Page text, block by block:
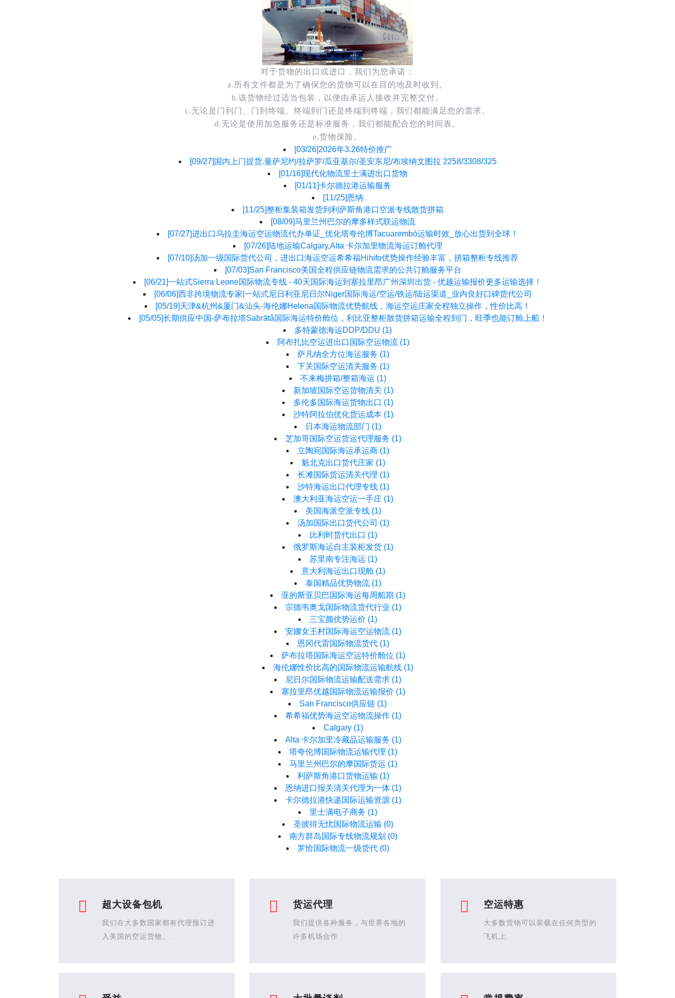
对于货物的出口或进口，我们为您承诺：
a.所有文件都是为了确保您的货物可以在目的地及时收到。
b.该货物经过适当包装，以便由承运人接收并完整交付。
c.无论是门到门、门到终端、终端到门还是终端到终端，我们都能满足您的需求。
d.无论是使用加急服务还是标准服务，我们都能配合您的时间表。
e.货物保险。
[03/26]2026年3.26特价推广
[09/27] 国内上门提货.曼萨尼约/拉萨罗/瓜亚基尔/圣安东尼/布埃纳文图拉 2258/3308/325
[01/16]现代化物流里士满进出口货物
[01/11]卡尔德拉港运输服务
[11/25]恩纳
[11/25]整柜集装箱发货到利萨斯角港口空派专线散货拼箱
[08/09]马里兰州巴尔的摩多样式联运物流
[07/27]进出口乌拉圭海运空运物流代办单证_优化塔夸伦博Tacuarembó运输时效_放心出货到全球！
[07/26] 陆地运输Calgary,Alta 卡尔加里物流海运订舱代理
[07/10]汤加一级国际货代公司，进出口海运空运希希福Hihifo优势操作经验丰富，拼箱整柜专线推荐
[07/03]San Francisco美国全程供应链物流需求的公共订舱服务平台
[06/21]一站式Sierra Leone国际物流专线 - 40天国际海运到塞拉里昂广州深圳出货 - 优越运输报价更多运输选择！
[06/06]西非跨境物流专家|一站式尼日利亚尼日尔Niger国际海运/空运/铁运/陆运渠道_业内良好口碑货代公司
[05/19]天津&杭州&厦门&汕头-海伦娜Helena国际物流优势航线，海运空运庄家全程独立操作，性价比高！
[05/05]长期供应中国-萨布拉塔Sabrātâ国际海运特价舱位，利比亚整柜散货拼箱运输全程到门，旺季也能订舱上船！
多特蒙德海运DDP/DDU (1)
阿布扎比空运进出口国际空运物流 (1)
萨凡纳全方位海运服务 (1)
下关国际空运清关服务 (1)
不来梅拼箱/整箱海运 (1)
新加坡国际空运货物清关 (1)
多伦多国际海运货物出口 (1)
沙特阿拉伯优化货运成本 (1)
日本海运物流部门 (1)
芝加哥国际空运货运代理服务 (1)
立陶宛国际海运承运商 (1)
魁北克出口货代庄家 (1)
长滩国际货运清关代理 (1)
沙特海运出口代理专线 (1)
澳大利亚海运空运一手庄 (1)
美国海派空派专线 (1)
汤加国际出口货代公司 (1)
比利时货代出口 (1)
俄罗斯海运自主装柜发货 (1)
苏里南专注海运 (1)
意大利海运出口现舱 (1)
泰国精品优势物流 (1)
亚的斯亚贝巴国际海运每周船期 (1)
宗德韦奥戈国际物流货代行业 (1)
三宝颜优势运价 (1)
安娜女王村国际海运空运物流 (1)
恩冈代雷国际物流货代 (1)
萨布拉塔国际海运空运特价舱位 (1)
海伦娜性价比高的国际物流运输航线 (1)
尼日尔国际物流运输配送需求 (1)
塞拉里昂优越国际物流运输报价 (1)
San Francisco供应链 (1)
希希福优势海运空运物流操作 (1)
Calgary (1)
Alta 卡尔加里冷藏品运输服务 (1)
塔夸伦博国际物流运输代理 (1)
马里兰州巴尔的摩国际货运 (1)
利萨斯角港口货物运输 (1)
恩纳进口报关清关代理为一体 (1)
卡尔德拉港快递国际运输资源 (1)
里士满电子商务 (1)
圣彼得无忧国际物流运输 (0)
南方群岛国际专线物流规划 (0)
罗恰国际物流一级货代 (0)
超大设备包机
我们在大多数国家都有代理预订进
入美国的空运货物。.
货运代理
我们提供各种服务，与世界各地的
许多机场合作
空运特惠
大多数货物可以装载在任何类型的
飞机上.